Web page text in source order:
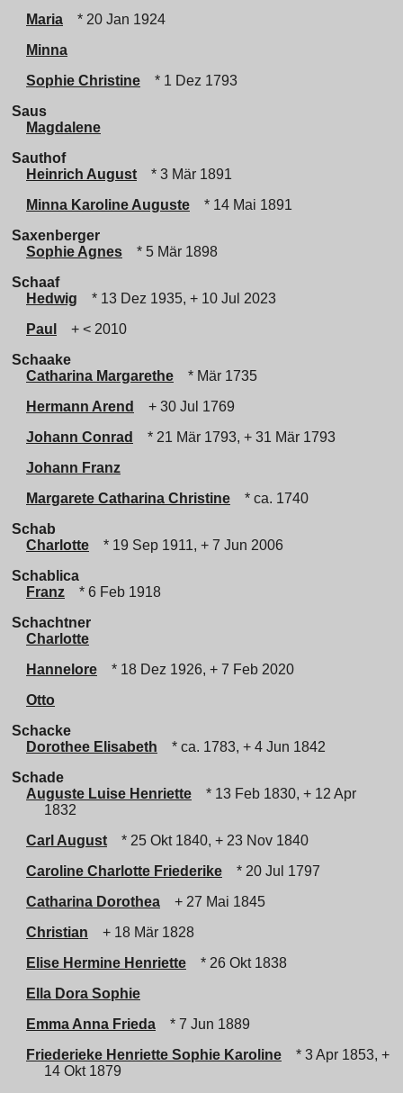
Maria
* 20 Jan 1924
Minna
Sophie Christine
* 1 Dez 1793
Saus
Magdalene
Sauthof
Heinrich August
* 3 Mär 1891
Minna Karoline Auguste
* 14 Mai 1891
Saxenberger
Sophie Agnes
* 5 Mär 1898
Schaaf
Hedwig
* 13 Dez 1935, + 10 Jul 2023
Paul
+ < 2010
Schaake
Catharina Margarethe
* Mär 1735
Hermann Arend
+ 30 Jul 1769
Johann Conrad
* 21 Mär 1793, + 31 Mär 1793
Johann Franz
Margarete Catharina Christine
* ca. 1740
Schab
Charlotte
* 19 Sep 1911, + 7 Jun 2006
Schablica
Franz
* 6 Feb 1918
Schachtner
Charlotte
Hannelore
* 18 Dez 1926, + 7 Feb 2020
Otto
Schacke
Dorothee Elisabeth
* ca. 1783, + 4 Jun 1842
Schade
Auguste Luise Henriette
* 13 Feb 1830, + 12 Apr
1832
Carl August
* 25 Okt 1840, + 23 Nov 1840
Caroline Charlotte Friederike
* 20 Jul 1797
Catharina Dorothea
+ 27 Mai 1845
Christian
+ 18 Mär 1828
Elise Hermine Henriette
* 26 Okt 1838
Ella Dora Sophie
Emma Anna Frieda
* 7 Jun 1889
Friederieke Henriette Sophie Karoline
* 3 Apr 1853, +
14 Okt 1879